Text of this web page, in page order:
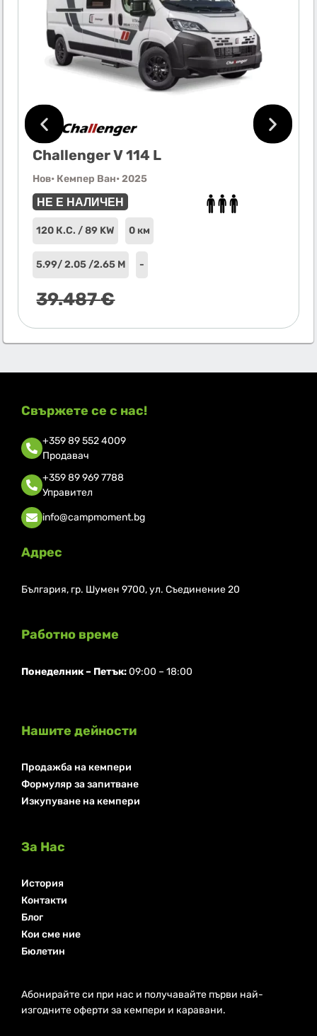
Challenger V 114 L
Нов• Кемпер Ван• 2025
НЕ Е НАЛИЧЕН
120 К.С. / 89 KW 0 км
5.99/ 2.05 /2.65 М -
39.487€
Свържете се с нас!
+359 89 552 4009
Продавач
+359 89 969 7788
Управител
info@campmoment.bg
Адрес
България, гр. Шумен 9700, ул. Съединение 20
Работно време
Понеделник ⁠– Петък:09:00 – 18:00
Нашите дейности
Продажба на кемпери
Формуляр за запитване
Изкупуване на кемпери
За Нас
История
Контакти
Блог
Кои сме ние
Бюлетин
Абонирайте си при нас и получавайте първи най-
изгодните оферти за кемпери и каравани.